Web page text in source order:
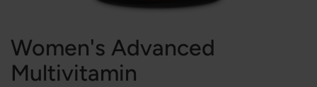
Women's Advanced
Multivitamin